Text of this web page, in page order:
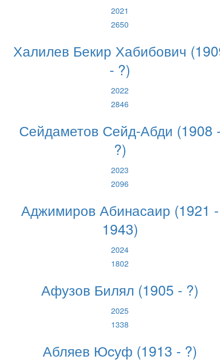
2021
2650
Халилев Бекир Хабибович
- ?)
2022
2846
Сейдаметов Сейд-Абди (1908
?)
2023
2096
Аджимиров Абинасаир (1921 -
1943)
2024
1802
Афузов Билял (1905 - ?)
2025
1338
Абляев Юcуф (1913 - ?)